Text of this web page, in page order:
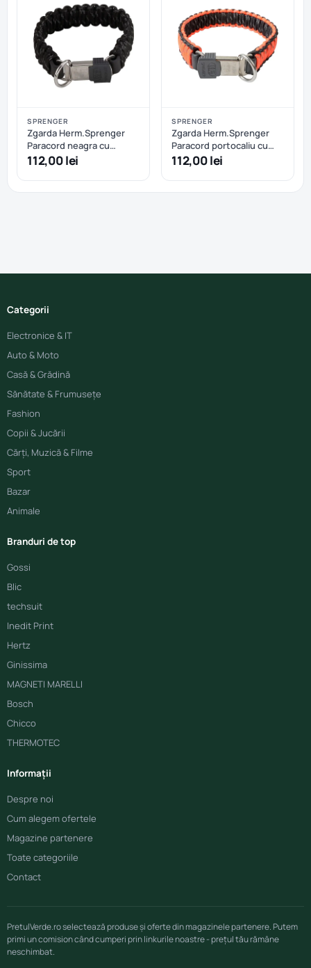
SPRENGER
Zgarda Herm.Sprenger
Paracord neagra cu
eliberare rapida - 60 cm
112,00 lei
SPRENGER
Zgarda Herm.Sprenger
Paracord portocaliu cu
eliberare rapida - 60 cm
112,00 lei
Categorii
Electronice & IT
Auto & Moto
Casă & Grădină
Sănătate & Frumusețe
Fashion
Copii & Jucării
Cărți, Muzică & Filme
Sport
Bazar
Animale
Branduri de top
Gossi
Blic
techsuit
Inedit Print
Hertz
Ginissima
MAGNETI MARELLI
Bosch
Chicco
THERMOTEC
Informații
Despre noi
Cum alegem ofertele
Magazine partenere
Toate categoriile
Contact
PretulVerde.ro selectează produse și oferte din magazinele partenere. Putem
primi un comision când cumperi prin linkurile noastre - prețul tău rămâne
neschimbat.